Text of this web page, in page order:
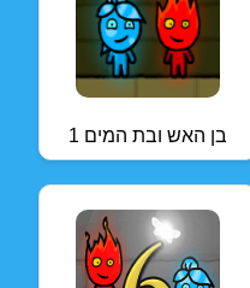
בן האש ובת המים 1